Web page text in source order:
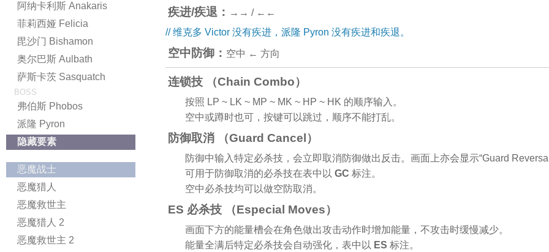
阿纳卡利斯 Anakaris
菲莉西娅 Felicia
毘沙门 Bishamon
奥尔巴斯 Aulbath
萨斯卡茨 Sasquatch
BOSS
弗伯斯 Phobos
派隆 Pyron
隐藏要素
恶魔战士
恶魔猎人
恶魔救世主
恶魔猎人 2
恶魔救世主 2
疾进/疾退： →→ / ←←
// 维克多 Victor 没有疾进，派隆 Pyron 没有疾进和疾退。
空中防御： 空中 ← 方向
连锁技 （Chain Combo）
按照 LP ~ LK ~ MP ~ MK ~ HP ~ HK 的顺序输入。
空中或蹲时也可，按键可以跳过，顺序不能打乱。
防御取消 （Guard Cancel）
防御中输入特定必杀技，会立即取消防御做出反击。画面上亦会显示“Guard
可用于防御取消的必杀技在表中以 GC 标注。
空中必杀技均可以做空防取消。
ES 必杀技 （Especial Moves）
画面下方的能量槽会在角色做出攻击动作时增加能量，不攻击时缓慢减少。
能量全满后特定必杀技会自动强化，表中以 ES 标注。